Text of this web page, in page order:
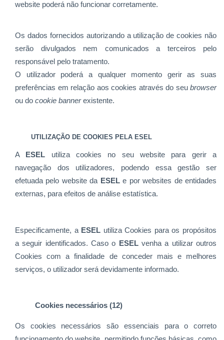
website poderá não funcionar corretamente.
Os dados fornecidos autorizando a utilização de cookies não
serão divulgados nem comunicados a terceiros pelo
responsável pelo tratamento.
O utilizador poderá a qualquer momento gerir as suas
preferências em relação aos cookies através do seu browser
ou do cookie bannerexistente.
UTILIZAÇÃO DE COOKIES PELA ESEL
A ESEL utiliza cookies no seu website para gerir a
navegação dos utilizadores, podendo essa gestão ser
efetuada pelo website da ESELe por websites de entidades
externas, para efeitos de análise estatística.
Especificamente, a ESEL utiliza Cookies para os propósitos
a seguir identificados. Caso o ESELvenha a utilizar outros
Cookies com a finalidade de conceder mais e melhores
serviços, o utilizador será devidamente informado.
Cookies necessários (12)
Os cookies necessários são essenciais parao correto